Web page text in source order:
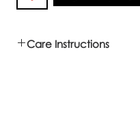
Care Instructions